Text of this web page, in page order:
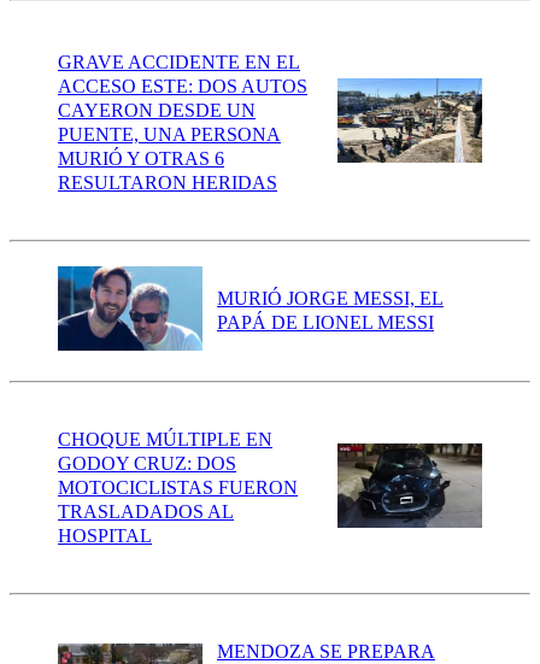
GRAVE ACCIDENTE EN EL
ACCESO ESTE: DOS AUTOS
CAYERON DESDE UN
PUENTE, UNA PERSONA
MURIÓ Y OTRAS 6
RESULTARON HERIDAS
MURIÓ JORGE MESSI, EL
PAPÁ DE LIONEL MESSI
CHOQUE MÚLTIPLE EN
GODOY CRUZ: DOS
MOTOCICLISTAS FUERON
TRASLADADOS AL
HOSPITAL
MENDOZA SE PREPARA